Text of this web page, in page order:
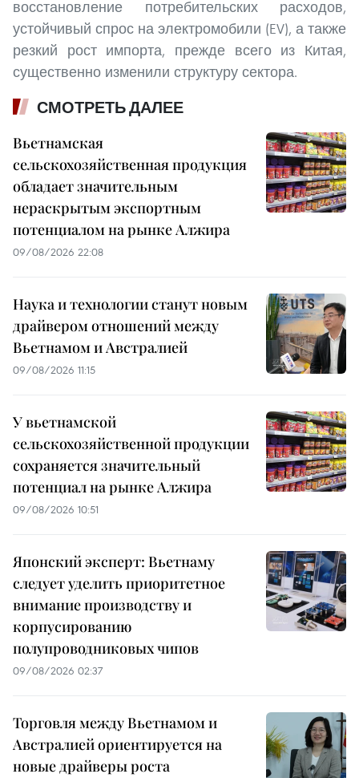
восстановление потребительских расходов,
устойчивый спрос на электромобили (EV), а также
резкий рост импорта, прежде всего из Китая,
существенно изменили структуру сектора.
СМОТРЕТЬ ДАЛЕЕ
Вьетнамская
сельскохозяйственная продукция
обладает значительным
нераскрытым экспортным
потенциалом на рынке Алжира
09/08/2026 22:08
Наука и технологии станут новым
драйвером отношений между
Вьетнамом и Австралией
09/08/2026 11:15
У вьетнамской
сельскохозяйственной продукции
сохраняется значительный
потенциал на рынке Алжира
09/08/2026 10:51
Японский эксперт: Вьетнаму
следует уделить приоритетное
внимание производству и
корпусированию
полупроводниковых чипов
09/08/2026 02:37
Торговля между Вьетнамом и
Австралией ориентируется на
новые драйверы роста